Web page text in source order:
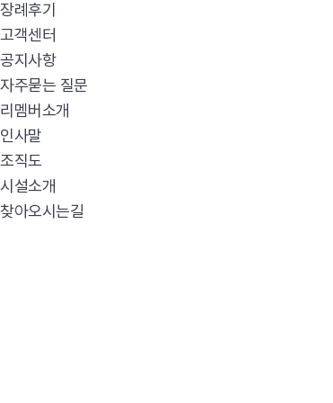
장례후기
고객센터
공지사항
자주묻는 질문
리멤버소개
인사말
조직도
시설소개
찾아오시는길